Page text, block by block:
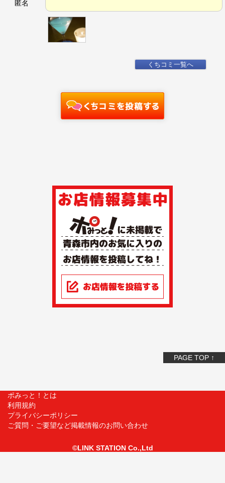
匿名
くちコミ一覧へ
PAGE TOP ↑
ポみっと！とは
利用規約
プライバシーポリシー
ご質問・ご要望など掲載情報のお問い合わせ
©LINK STATION Co.,Ltd